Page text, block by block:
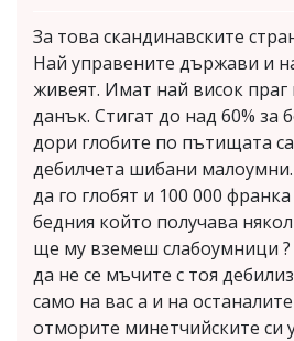
За това скандинавските
Най управените държави и
живеят. Имат най висок праг
данък. Стигат до над 60% за
дори глобите по пътищата
дебилчета шибани
да го глобят и 100 000
бедния който получава
ще му вземеш слабоумници ?
да не се мъчите с тоя
само на вас а и на
отморите минетчийските си